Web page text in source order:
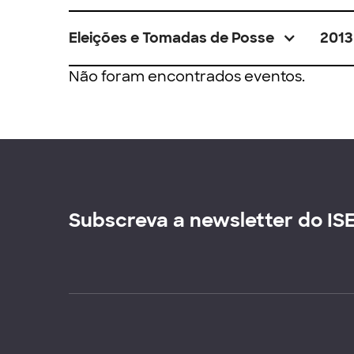
Eleições e Tomadas de Posse 2013
Não foram encontrados eventos.
Subscreva a newsletter do